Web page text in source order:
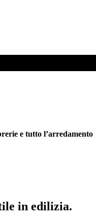
e tutto l’arredamento
in edilizia.